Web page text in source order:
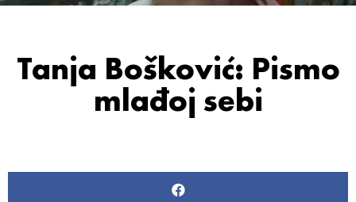
Tanja Bošković: Pismo
mlađoj sebi